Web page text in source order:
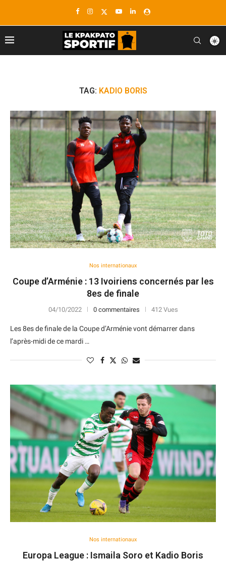
TAG: KADIO BORIS
Nos internationaux
Coupe d’Arménie : 13 Ivoiriens concernés par les
8es de finale
04/10/2022 0 commentaires 412 Vues
Les 8es de finale de la Coupe d’Arménie vont démarrer dans
l’après-midi de ce mardi …
Nos internationaux
Europa League : Ismaila Soro et Kadio Boris